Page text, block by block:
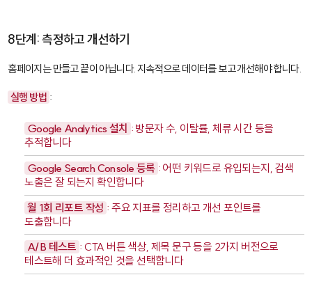
8단계: 측정하고 개선하기
홈페이지는 만들고 끝이 아닙니다. 지속적으로 데이터를 보고 개선해야 합니다.
실행 방법 :
Google Analytics 설치 : 방문자 수, 이탈률, 체류 시간 등을
추적합니다
Google Search Console 등록 : 어떤 키워드로 유입되는지, 검색
노출은 잘 되는지 확인합니다
월 1회 리포트 작성 : 주요 지표를 정리하고 개선 포인트를
도출합니다
A/B 테스트 : CTA 버튼 색상, 제목 문구 등을 2가지 버전으로
테스트해 더 효과적인 것을 선택합니다